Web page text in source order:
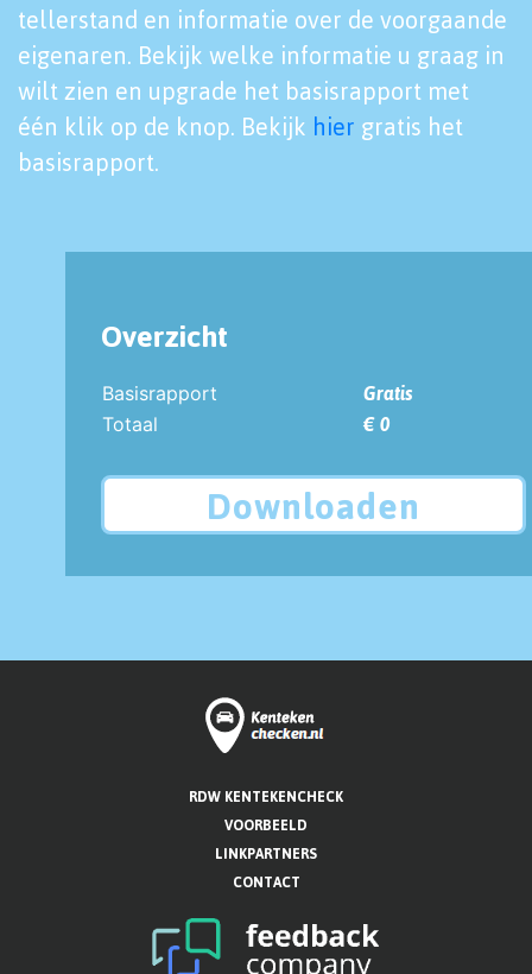
tellerstand en informatie over de voorgaande
eigenaren. Bekijk welke informatie u graag in
wilt zien en upgrade het basisrapport met
één klik op de knop. Bekijk hier gratis het
basisrapport.
Overzicht
Basisrapport
Gratis
Totaal
€ 0
Downloaden
RDW KENTEKENCHECK
VOORBEELD
LINKPARTNERS
CONTACT